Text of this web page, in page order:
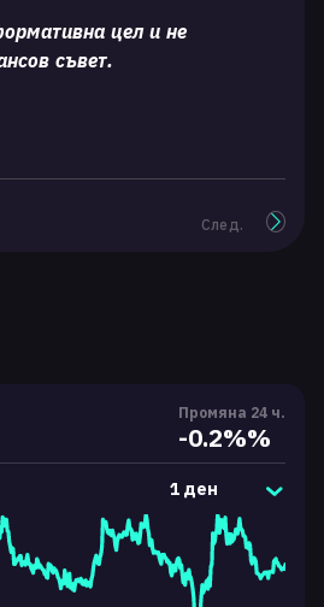
цел и не
съвет.
След.
Промяна 24 ч.
-0.2%%
1 ден